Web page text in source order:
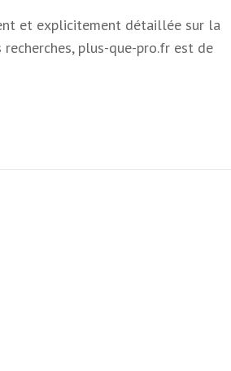
et explicitement détaillée sur la
recherches, plus-que-pro.fr est de